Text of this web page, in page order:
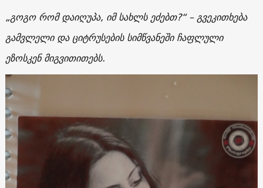
„გოგო რომ დაიღუპა, იმ სახლს ეძებთ?“ – გვეკითხება
გამვლელი და ციტრუსების სიმწვანეში ჩაფლული
ეზოსკენ მიგვითითებს.